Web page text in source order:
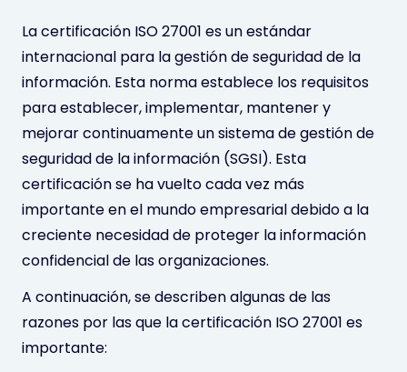
La certificación ISO 27001 es un estándar
internacional para la gestión de seguridad de la
información. Esta norma establece los requisitos
para establecer, implementar, mantener y
mejorar continuamente un sistema de gestión de
seguridad de la información (SGSI). Esta
certificación se ha vuelto cada vez más
importante en el mundo empresarial debido a la
creciente necesidad de proteger la información
confidencial de las organizaciones.
A continuación, se describen algunas de las
razones por las que la certificación ISO 27001 es
importante: